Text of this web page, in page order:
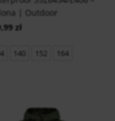
| Outdoor
zł
140 152 164